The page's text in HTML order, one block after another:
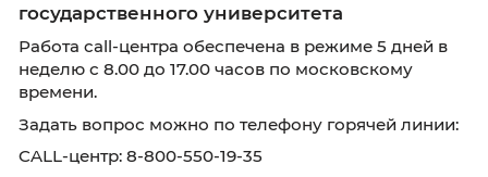
методического центра по обучению
инвалидов и лиц с ограниченными
возможностями здоровья
государственного университета